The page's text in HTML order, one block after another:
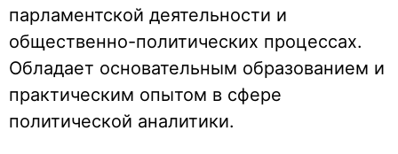
парламентской деятельности и
общественно-политических процессах.
Обладает основательным образованием и
практическим опытом в сфере
политической аналитики.